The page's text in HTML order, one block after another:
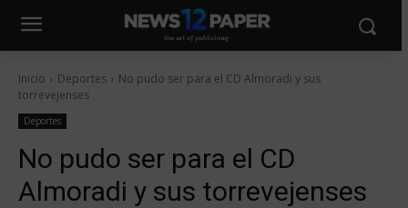
Inicio Deportes
No pudo ser para el CD Almoradi y sus
torrevejenses
Deportes
No pudo ser para el CD
Almoradi y sus torrevejenses